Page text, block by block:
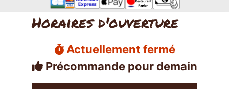
Horaires d'ouverture
Actuellement fermé
Précommande pour demain